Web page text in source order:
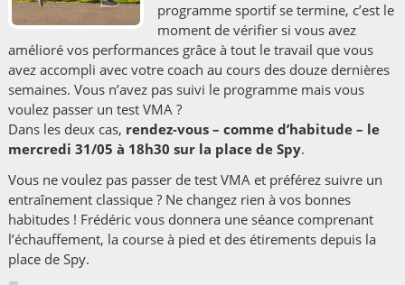
programme sportif se termine, c’est le
moment de vérifier si vous avez
amélioré vos performances grâce à tout le travail que vous
avez accompli avec votre coach au cours des douze dernières
semaines. Vous n’avez pas suivi le programme mais vous
voulez passer un test VMA ?
Dans les deux cas, rendez-vous – comme d’habitude – le
mercredi 31/05 à 18h30 sur la place de Spy.
Vous ne voulez pas passer de test VMA et préférez suivre un
entraînement classique ? Ne changez rien à vos bonnes
habitudes ! Frédéric vous donnera une séance comprenant
l’échauffement, la course à pied et des étirements depuis la
place de Spy.